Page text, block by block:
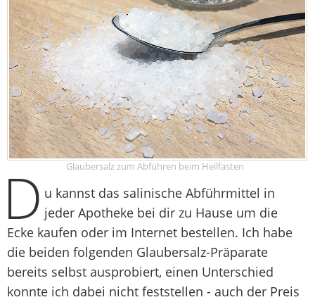
Glaubersalz zum Abführen beim Heilfasten
D u kannst das salinische Abführmittel in
jeder Apotheke bei dir zu Hause um die
Ecke kaufen oder im Internet bestellen. Ich habe
die beiden folgenden Glaubersalz-Präparate
bereits selbst ausprobiert, einen Unterschied
konnte ich dabei nicht feststellen - auch der Preis